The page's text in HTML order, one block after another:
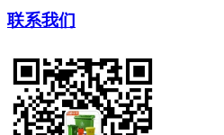
联系我们